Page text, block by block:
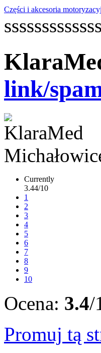
Części i akcesoria motoryzacyj
link/
Currently
3.44/10
1
2
3
4
5
6
7
8
9
10
Ocena: 3.4/
Promuj tą